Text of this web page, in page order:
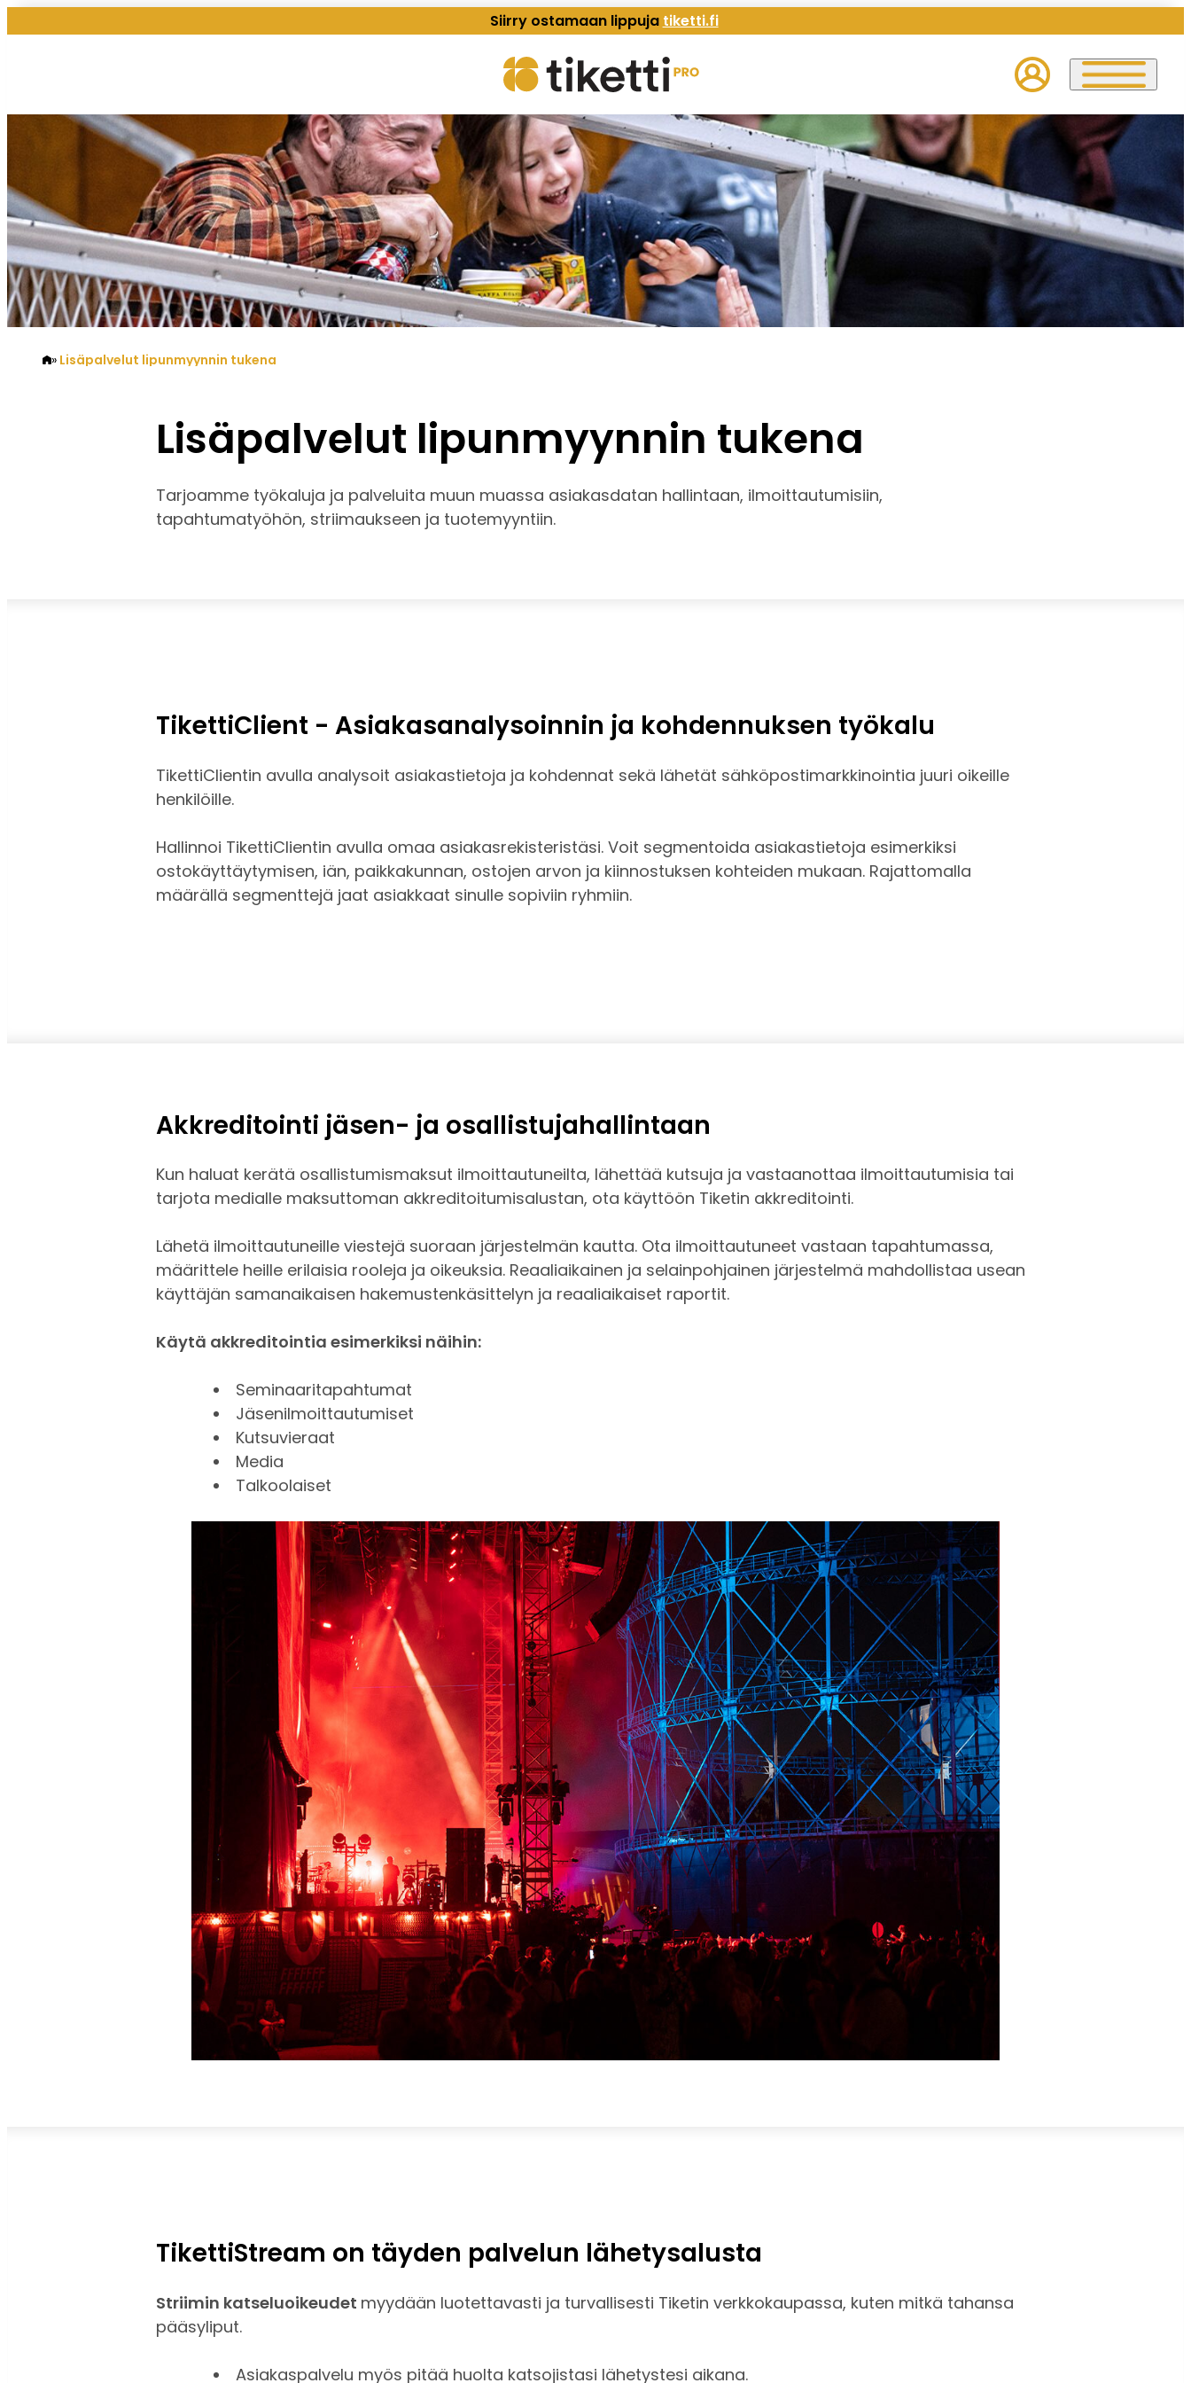
Siirry ostamaan lippuja tiketti.fi
Lisäpalvelut lipunmyynnin tukena
Lisäpalvelut lipunmyynnin tukena
Tarjoamme työkaluja ja palveluita muun muassa asiakasdatan hallintaan, ilmoittautumisiin,
tapahtumatyöhön, striimaukseen ja tuotemyyntiin.
TikettiClient - Asiakasanalysoinnin ja kohdennuksen työkalu
TikettiClientin avulla analysoit asiakastietoja ja kohdennat sekä lähetät sähköpostimarkkinointia juuri oikeille
henkilöille.
Hallinnoi TikettiClientin avulla omaa asiakasrekisteristäsi. Voit segmentoida asiakastietoja esimerkiksi
ostokäyttäytymisen, iän, paikkakunnan, ostojen arvon ja kiinnostuksen kohteiden mukaan. Rajattomalla
määrällä segmenttejä jaat asiakkaat sinulle sopiviin ryhmiin.
Akkreditointi jäsen- ja osallistujahallintaan
Kun haluat kerätä osallistumismaksut ilmoittautuneilta, lähettää kutsuja ja vastaanottaa ilmoittautumisia tai
tarjota medialle maksuttoman akkreditoitumisalustan, ota käyttöön Tiketin akkreditointi.
Lähetä ilmoittautuneille viestejä suoraan järjestelmän kautta. Ota ilmoittautuneet vastaan tapahtumassa,
määrittele heille erilaisia rooleja ja oikeuksia. Reaaliaikainen ja selainpohjainen järjestelmä mahdollistaa usean
käyttäjän samanaikaisen hakemustenkäsittelyn ja reaaliaikaiset raportit.
Käytä akkreditointia esimerkiksi näihin:
Seminaaritapahtumat
Jäsenilmoittautumiset
Kutsuvieraat
Media
Talkoolaiset
TikettiStream on täyden palvelun lähetysalusta
Striimin katseluoikeudet myydään luotettavasti ja turvallisesti Tiketin verkkokaupassa, kuten mitkä tahansa
pääsyliput.
Asiakaspalvelu myös pitää huolta katsojistasi lähetystesi aikana.